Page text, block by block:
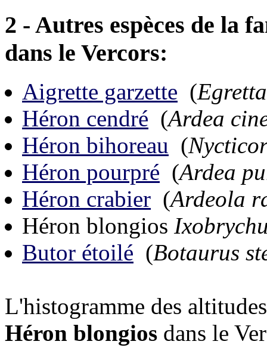
2 - Autres espèces de la
dans le Vercors:
Aigrette garzette (
Héron cendré (Ardea
Héron bihoreau (
Héron pourpré (Ardea
Héron crabier (Ardeola
Héron blongios
Butor étoilé (Botaurus
L'histogramme des
Héron blongios dans le